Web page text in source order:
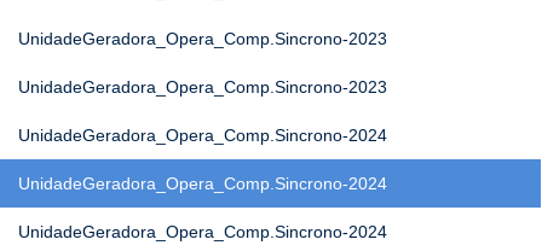
UnidadeGeradora_Opera_Comp.Sincrono-2023
UnidadeGeradora_Opera_Comp.Sincrono-2023
UnidadeGeradora_Opera_Comp.Sincrono-2024
UnidadeGeradora_Opera_Comp.Sincrono-2024
UnidadeGeradora_Opera_Comp.Sincrono-2024